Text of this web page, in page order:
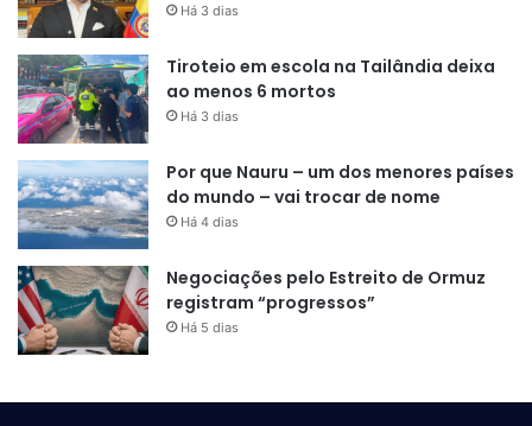
Há 3 dias
Tiroteio em escola na Tailândia deixa
ao menos 6 mortos
Há 3 dias
Por que Nauru – um dos menores países
do mundo – vai trocar de nome
Há 4 dias
Negociações pelo Estreito de Ormuz
registram “progressos”
Há 5 dias